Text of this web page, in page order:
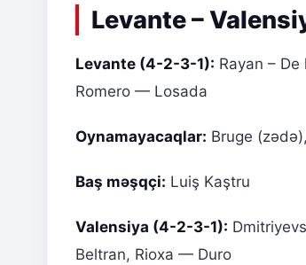
Levante –
Levante (4-2-3-1): Rayan –
Romero — Losada
Oynamayacaqlar: Bruge
Baş məşqçi: Luiş Kaştru
Valensiya (4-2-3-1):
Beltran, Rioxa — Duro